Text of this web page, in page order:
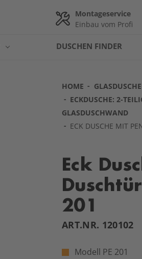
Montageservice
Einbau vom Profi
DUSCHEN FINDER
HOME
ECKDUSCHE: 2-
GLASDUSCHWAND
ECK DUSCHE MIT
Eck
201
ART.NR. 120102
Modell PE 201